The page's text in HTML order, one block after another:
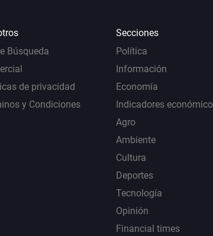
Búsqueda
de privacidad
y Condiciones
Secciones
Política
Información
Economía
Indicadores
Agro
Ambiente
Cultura
Deportes
Tecnología
Opinión
Financial times